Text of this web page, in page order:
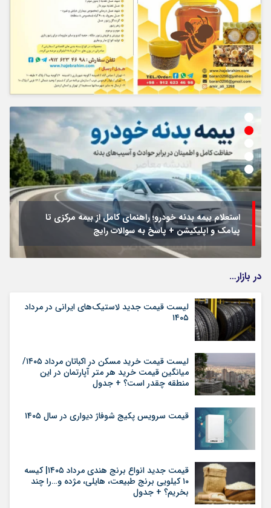
استعلام بیمه بدنه خودرو؛ راهنمای کامل از بیمه مرکزی تا
پیامک و اپلیکیشن + پاسخ به سوالات رایج
در بازار…
لیست قیمت جدید لاستیک‌های ایرانی در مرداد
۱۴۰۵
لیست قیمت خرید مسکن در اکباتان مرداد ۱۴۰۵/
میانگین قیمت خرید هر متر آپارتمان در این
منطقه چقدر است؟ + جدول
قیمت سرویس پکیج شوفاژ دیواری در سال ۱۴۰۵
قیمت جدید انواع برنج هندی مرداد ۱۴۰۵| کیسه
۱۰ کیلویی برنج طبیعت، هایلی، مژده و…را چند
بخریم؟ + جدول